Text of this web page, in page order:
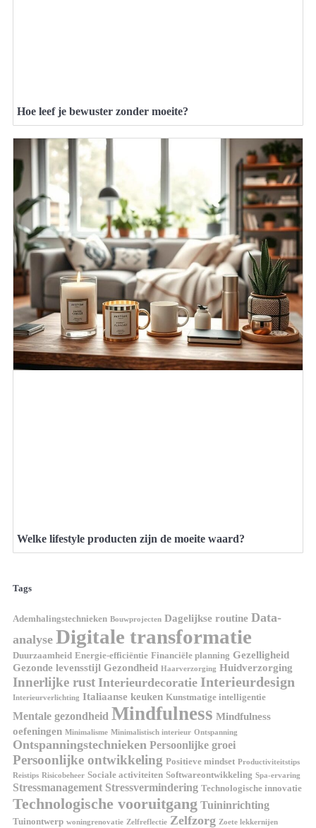
Hoe leef je bewuster zonder moeite?
Welke lifestyle producten zijn de moeite waard?
Tags
Ademhalingstechnieken Bouwprojecten Dagelijkse routine Data-
analyse Digitale transformatie
Duurzaamheid Energie-efficiëntie Financiële planning Gezelligheid
Gezonde levensstijl Gezondheid Haarverzorging Huidverzorging
Innerlijke rust Interieurdecoratie Interieurdesign
Interieurverlichting Italiaanse keuken Kunstmatige intelligentie
Mentale gezondheid Mindfulness Mindfulness
oefeningen Minimalisme Minimalistisch interieur Ontspanning
Ontspanningstechnieken Persoonlijke groei
Persoonlijke ontwikkeling Positieve mindset Productiviteitstips
Reistips Risicobeheer Sociale activiteiten Softwareontwikkeling Spa-ervaring
Stressmanagement Stressvermindering Technologische innovatie
Technologische vooruitgang Tuininrichting
Tuinontwerp woningrenovatie Zelfreflectie Zelfzorg Zoete lekkernijen